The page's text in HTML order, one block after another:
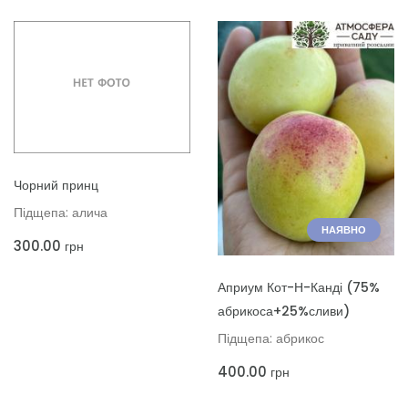
Чорний принц
Підщепа: алича
300.00 грн
НАЯВНО
Априум Кот-Н-Канді (75%
абрикоса+25%сливи)
Підщепа: абрикос
400.00 грн